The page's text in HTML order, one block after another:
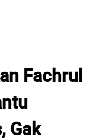
Fachrul
Gak